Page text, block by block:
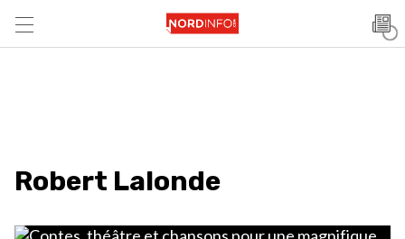
Robert Lalonde